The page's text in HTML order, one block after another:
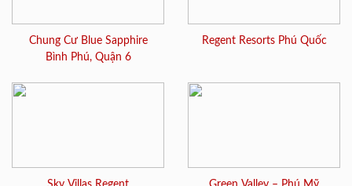
Chung Cư Blue Sapphire
Bình Phú, Quận 6
Regent Resorts Phú Quốc